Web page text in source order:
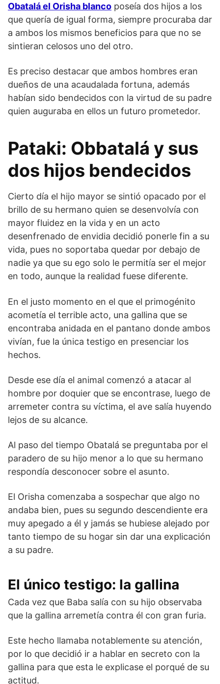
Obatalá el Orisha blanco poseía dos hijos a los
que quería de igual forma, siempre procuraba dar
a ambos los mismos beneficios para que no se
sintieran celosos uno del otro.
Es preciso destacar que ambos hombres eran
dueños de una acaudalada fortuna, además
habían sido bendecidos con la virtud de su padre
quien auguraba en ellos un futuro prometedor.
Pataki: Obbatalá y sus
dos hijos bendecidos
Cierto día el hijo mayor se sintió opacado por el
brillo de su hermano quien se desenvolvía con
mayor fluidez en la vida y en un acto
desenfrenado de envidia decidió ponerle fin a su
vida, pues no soportaba quedar por debajo de
nadie ya que su ego solo le permitía ser el mejor
en todo, aunque la realidad fuese diferente.
En el justo momento en el que el primogénito
acometía el terrible acto, una gallina que se
encontraba anidada en el pantano donde ambos
vivían, fue la única testigo en presenciar los
hechos.
Desde ese día el animal comenzó a atacar al
hombre por doquier que se encontrase, luego de
arremeter contra su víctima, el ave salía huyendo
lejos de su alcance.
Al paso del tiempo Obatalá se preguntaba por el
paradero de su hijo menor a lo que su hermano
respondía desconocer sobre el asunto.
El Orisha comenzaba a sospechar que algo no
andaba bien, pues su segundo descendiente era
muy apegado a él y jamás se hubiese alejado por
tanto tiempo de su hogar sin dar una explicación
a su padre.
El único testigo: la gallina
Cada vez que Baba salía con su hijo observaba
que la gallina arremetía contra él con gran furia.
Este hecho llamaba notablemente su atención,
por lo que decidió ir a hablar en secreto con la
gallina para que esta le explicase el porqué de su
actitud.